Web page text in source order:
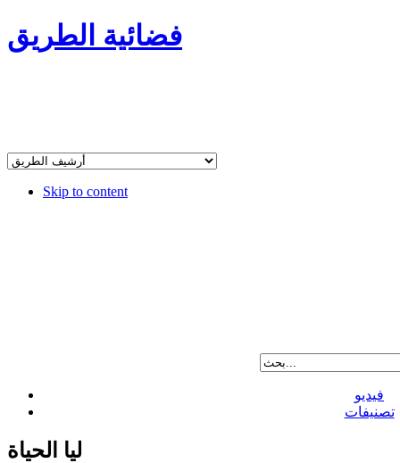
فضائية الطريق
Skip to content
فيديو
تصنيفات
ليا الحياة